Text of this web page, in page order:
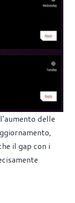
delle
il gap con i